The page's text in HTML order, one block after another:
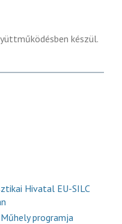
készül.
Hivatal EU-SILC
programja